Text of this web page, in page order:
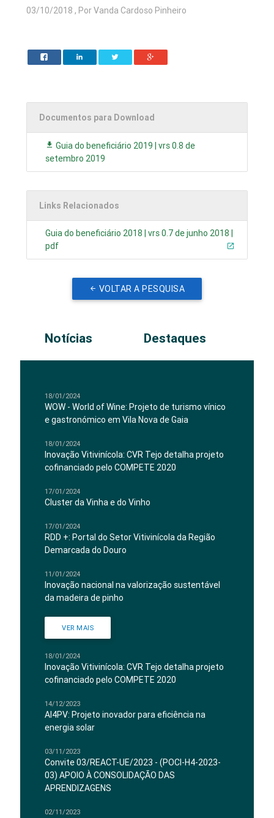
03/10/2018 , Por Vanda Cardoso Pinheiro
Documentos para Download
Guia do beneficiário 2019 | vrs 0.8 de
setembro 2019
Links Relacionados
Guia do beneficiário 2018 | vrs 0.7 de junho 2018 |
pdf
VOLTAR A PESQUISA
Notícias Destaques
18/01/2024
WOW - World of Wine: Projeto de turismo vínico
e gastronómico em Vila Nova de Gaia
18/01/2024
Inovação Vitivinícola: CVR Tejo detalha projeto
cofinanciado pelo COMPETE 2020
17/01/2024
Cluster da Vinha e do Vinho
17/01/2024
RDD +: Portal do Setor Vitivinícola da Região
Demarcada do Douro
11/01/2024
Inovação nacional na valorização sustentável
da madeira de pinho
VER MAIS
18/01/2024
Inovação Vitivinícola: CVR Tejo detalha projeto
cofinanciado pelo COMPETE 2020
14/12/2023
AI4PV: Projeto inovador para eficiência na
energia solar
03/11/2023
Convite 03/REACT-UE/2023 - (POCI-H4-2023-
03) APOIO À CONSOLIDAÇÃO DAS
APRENDIZAGENS
02/11/2023